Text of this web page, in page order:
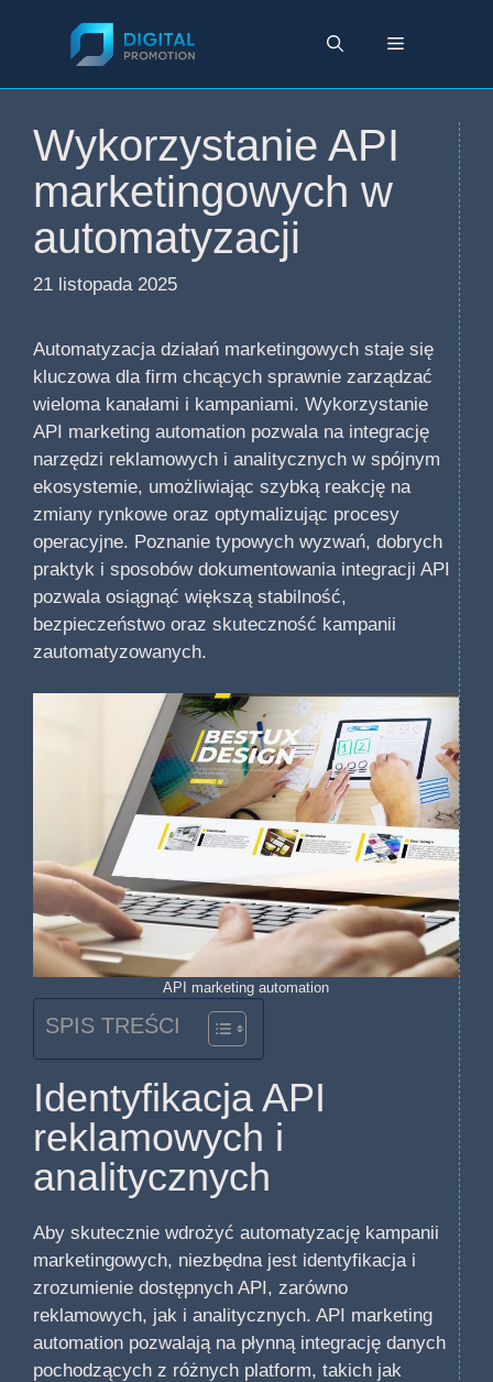
Menu
Wykorzystanie API
marketingowych w
automatyzacji
21 listopada 2025
Automatyzacja działań marketingowych staje się
kluczowa dla firm chcących sprawnie zarządzać
wieloma kanałami i kampaniami. Wykorzystanie
API marketing automation pozwala na integrację
narzędzi reklamowych i analitycznych w spójnym
ekosystemie, umożliwiając szybką reakcję na
zmiany rynkowe oraz optymalizując procesy
operacyjne. Poznanie typowych wyzwań, dobrych
praktyk i sposobów dokumentowania integracji API
pozwala osiągnąć większą stabilność,
bezpieczeństwo oraz skuteczność kampanii
zautomatyzowanych.
API marketing automation
SPIS TREŚCI
Identyfikacja API
reklamowych i
analitycznych
Aby skutecznie wdrożyć automatyzację kampanii
marketingowych, niezbędna jest identyfikacja i
zrozumienie dostępnych API, zarówno
reklamowych, jak i analitycznych. API marketing
automation pozwalają na płynną integrację danych
pochodzących z różnych platform, takich jak